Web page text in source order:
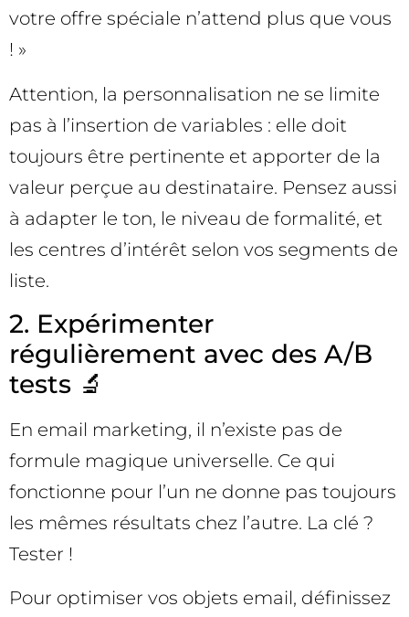
votre offre spéciale n’attend plus que vous
! »
Attention, la personnalisation ne se limite
pas à l’insertion de variables : elle doit
toujours être pertinente et apporter de la
valeur perçue au destinataire. Pensez aussi
à adapter le ton, le niveau de formalité, et
les centres d’intérêt selon vos segments de
liste.
2. Expérimenter
régulièrement avec des A/B
tests 🔬
En email marketing, il n’existe pas de
formule magique universelle. Ce qui
fonctionne pour l’un ne donne pas toujours
les mêmes résultats chez l’autre. La clé ?
Tester !
Pour optimiser vos objets email, définissez